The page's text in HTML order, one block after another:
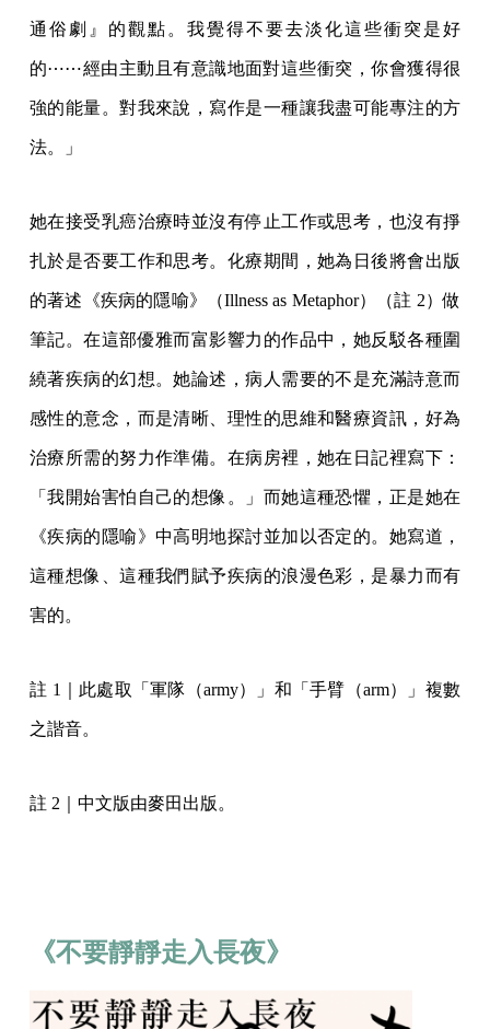
通俗劇』的觀點。我覺得不要去淡化這些衝突是好
的⋯⋯經由主動且有意識地面對這些衝突，你會獲得很
強的能量。對我來說，寫作是一種讓我盡可能專注的方
法。」
她在接受乳癌治療時並沒有停止工作或思考，也沒有掙
扎於是否要工作和思考。化療期間，她為日後將會出版
的著述《疾病的隱喻》（Illness as Metaphor）（註 2）做
筆記。在這部優雅而富影響力的作品中，她反駁各種圍
繞著疾病的幻想。她論述，病人需要的不是充滿詩意而
感性的意念，而是清晰、理性的思維和醫療資訊，好為
治療所需的努力作準備。在病房裡，她在日記裡寫下：
「我開始害怕自己的想像。」而她這種恐懼，正是她在
《疾病的隱喻》中高明地探討並加以否定的。她寫道，
這種想像、這種我們賦予疾病的浪漫色彩，是暴力而有
害的。
註 1｜此處取「軍隊（army）」和「手臂（arm）」複數
之諧音。
註 2｜中文版由麥田出版。
《不要靜靜走入長夜》